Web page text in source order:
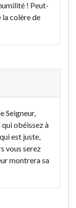
! Peut-
la colère de
Seigneur,
qui obéissez à
est juste,
vous serez
montrera sa